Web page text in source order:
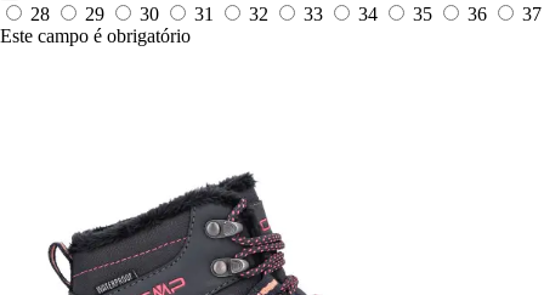
28 29 30 31 32 33 34 35 36
37
Este campo é obrigatório